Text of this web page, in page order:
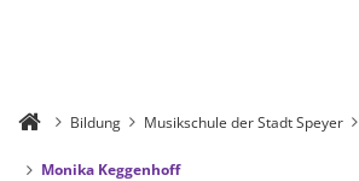
Bildung Musikschule der Stadt Speyer
Monika Keggenhoff